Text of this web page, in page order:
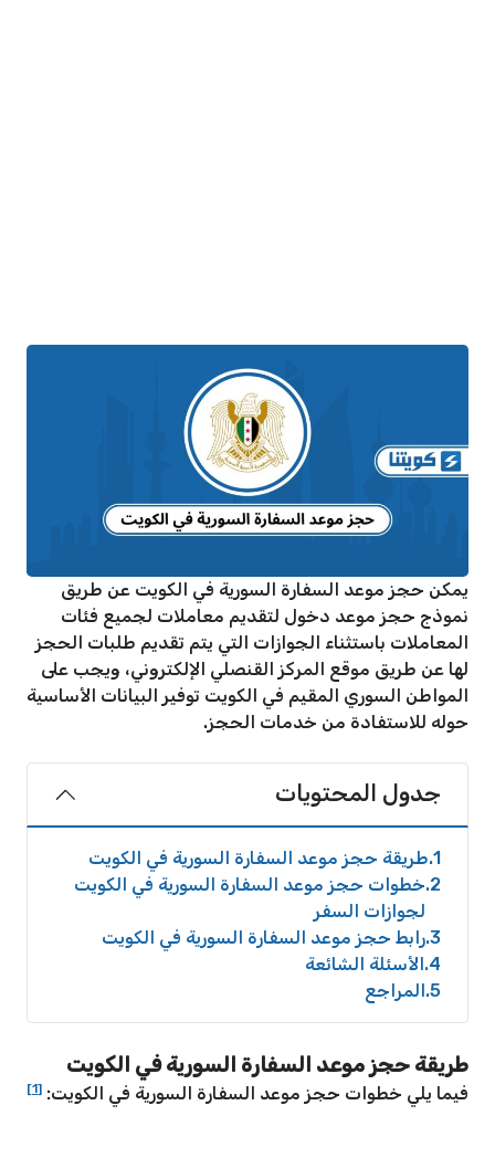
يمكن حجز موعد السفارة السورية في الكويت عن طريق
نموذج حجز موعد دخول لتقديم معاملات لجميع فئات
المعاملات باستثناء الجوازات التي يتم تقديم طلبات الحجز
لها عن طريق موقع المركز القنصلي الإلكتروني، ويجب على
المواطن السوري المقيم في الكويت توفير البيانات الأساسية
حوله للاستفادة من خدمات الحجز.
جدول المحتويات
1 طريقة حجز موعد السفارة السورية في الكويت
2 خطوات حجز موعد السفارة السورية في الكويت
لجوازات السفر
3 رابط حجز موعد السفارة السورية في الكويت
4 الأسئلة الشائعة
5 المراجع
طريقة حجز موعد السفارة السورية في الكويت
فيما يلي خطوات حجز موعد السفارة السورية في الكويت: [1]